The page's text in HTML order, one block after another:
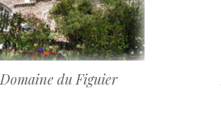
Domaine du Figuier